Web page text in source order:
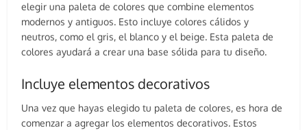
elegir una paleta de colores que combine elementos
modernos y antiguos. Esto incluye colores cálidos y
neutros, como el gris, el blanco y el beige. Esta paleta de
colores ayudará a crear una base sólida para tu diseño.
Incluye elementos decorativos
Una vez que hayas elegido tu paleta de colores, es hora de
comenzar a agregar los elementos decorativos. Estos